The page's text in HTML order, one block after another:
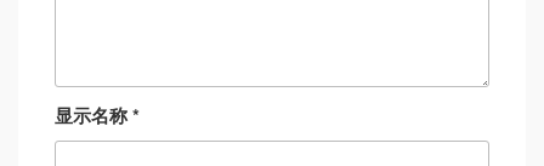
显示名称*